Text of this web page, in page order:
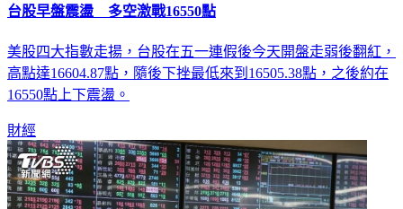
台股早盤震盪 多空激戰16550點
美股四大指數走揚，台股在五一連假後今天開盤走弱後翻紅，
高點達16604.87點，隨後下挫最低來到16505.38點，之後約在
16550點上下震盪。
財經